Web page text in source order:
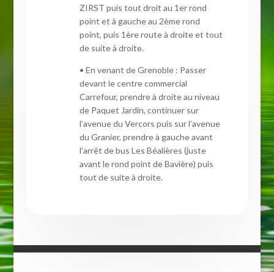
ZIRST puis tout droit au 1er rond
point et à gauche au 2ème rond
point, puis 1ère route à droite et tout
de suite à droite.
• En venant de Grenoble : Passer
devant le centre commercial
Carrefour, prendre à droite au niveau
de Paquet Jardin, continuer sur
l’avenue du Vercors puis sur l’avenue
du Granier, prendre à gauche avant
l’arrêt de bus Les Béalières (juste
avant le rond point de Bavière) puis
tout de suite à droite.